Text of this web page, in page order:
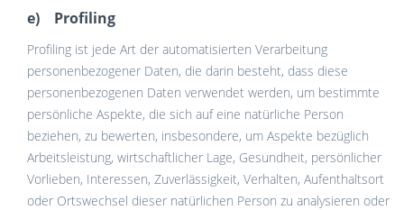
e) Profiling
Profiling ist jede Art der automatisierten Verarbeitung
personenbezogener Daten, die darin besteht, dass diese
personenbezogenen Daten verwendet werden, um bestimmte
persönliche Aspekte, die sich auf eine natürliche Person
beziehen, zu bewerten, insbesondere, um Aspekte bezüglich
Arbeitsleistung, wirtschaftlicher Lage, Gesundheit, persönlicher
Vorlieben, Interessen, Zuverlässigkeit, Verhalten, Aufenthaltsort
oder Ortswechsel dieser natürlichen Person zu analysieren oder